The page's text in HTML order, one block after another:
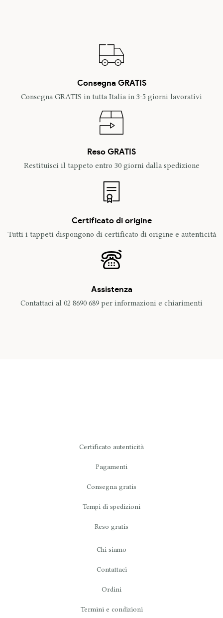
Consegna GRATIS
Consegna GRATIS in tutta Italia in 3-5 giorni lavorativi
Reso GRATIS
Restituisci il tappeto entro 30 giorni dalla spedizione
Certificato di origine
Tutti i tappeti dispongono di certificato di origine e autenticità
Assistenza
Contattaci al 02 8690 689 per informazioni e chiarimenti
Certificato autenticità
Pagamenti
Consegna gratis
Tempi di spedizioni
Reso gratis
Chi siamo
Contattaci
Ordini
Termini e condizioni